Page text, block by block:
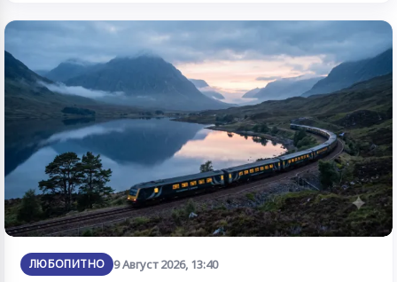
ЛЮБОПИТНО 9 Август 2026, 13:40